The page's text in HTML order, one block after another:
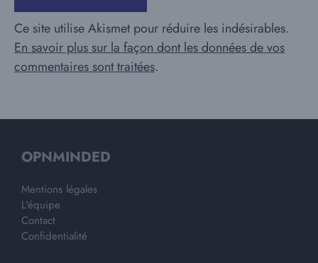
Ce site utilise Akismet pour réduire les indésirables.
En savoir plus sur la façon dont les données de vos
commentaires sont traitées.
OPNMINDED
Mentions légales
L'équipe
Contact
Confidentialité